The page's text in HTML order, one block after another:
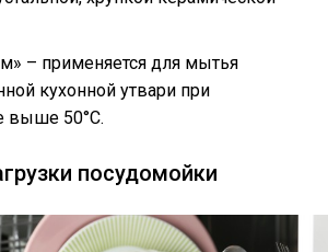
– применяется для мытья
кухонной утвари при
выше 50°С.
посудомойки